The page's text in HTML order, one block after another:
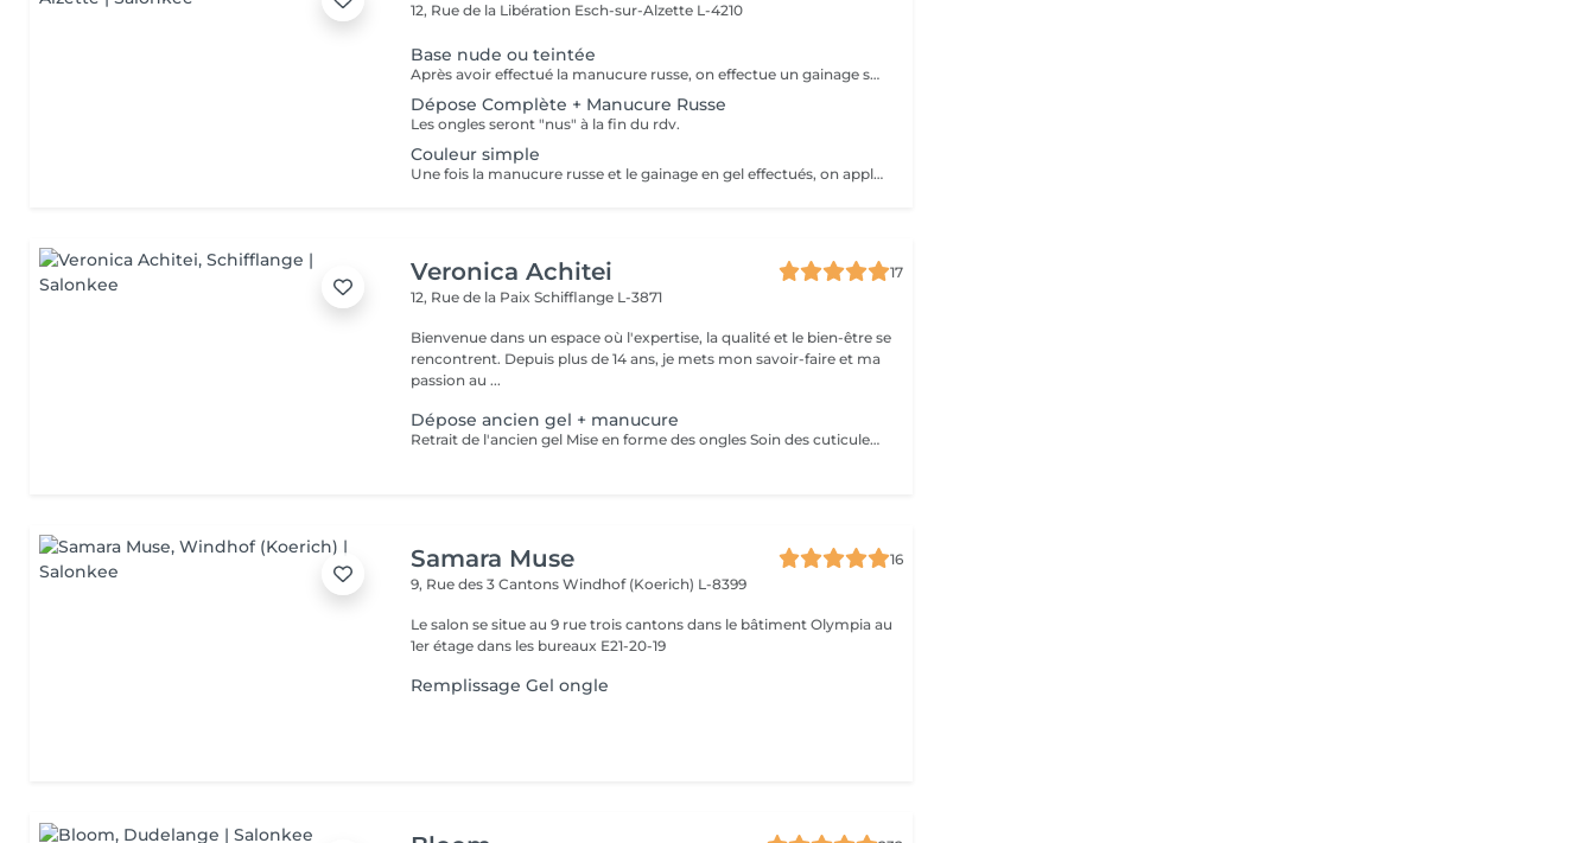
12, Rue de la Libération Esch-sur-Alzette L-4210
Base nude ou teintée
Après avoir effectué la manucure russe, on effectue un gainage sur l'ongle naturel à l'aide d'un gel qui peut être soit nude (naturel) soit teinté (blanc laiteux, rosé, pailleté ). On ne posera pas de couleur au dessus du gel ni de nail art pour cette prestation
Dépose Complète + Manucure Russe
Les ongles seront "nus" à la fin du rdv.
Couleur simple
Une fois la manucure russe et le gainage en gel effectués, on applique une (ou plusieurs) couleur(s) en fonction de vos envies. pailleté ). Cette prestation ne comporte pas de nail art
Veronica Achitei
17
12, Rue de la PaixSchifflange L-3871
Bienvenue dans un espace où l'expertise, la qualité et le bien-être se
rencontrent. Depuis plus de 14 ans, je mets mon savoir-faire et ma
passion au ...
Dépose ancien gel + manucure
Retrait de l'ancien gel Mise en forme des ongles Soin des cuticules Manucure russe et hydratation des mains.
Samara Muse
16
9, Rue des 3 CantonsWindhof (Koerich) L-8399
Le salon se situe au 9 rue trois cantons dans le bâtiment Olympia au
1er étage dans les bureaux E21-20-19
Remplissage Gel ongle